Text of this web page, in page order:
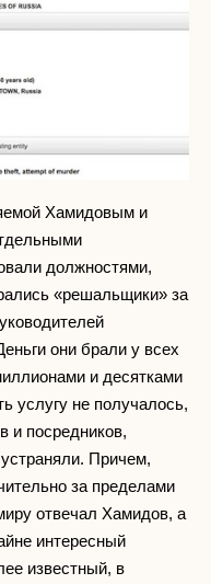
Хамидовым и
должностями,
«решальщики» за
они брали у всех
и десятками
услугу не получалось,
и посредников,
Причем,
за пределами
отвечал Хамидов, а
интересный
известный, в